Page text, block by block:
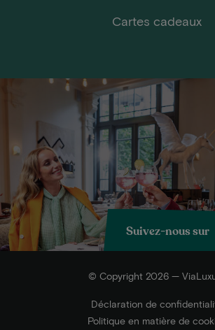
Cartes cadeaux
Suivez-nous sur
© Copyright 2026 —
Déclaration de
Politique en matière de